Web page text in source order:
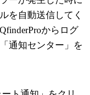
を自動送信してく
からログ
「通知センター」を